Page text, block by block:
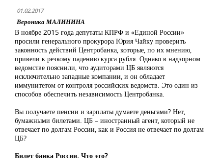
01.02.2017
Вероника МАЛИНИНА
В ноябре 2015 года депутаты КПРФ и «Единой России»
просили генерального прокурора Юрия Чайку проверить
законность действий Центробанка, которые, по их мнению,
привели к резкому падению курса рубля. Однако в надзорном
ведомстве пояснили, что аудиторами ЦБ являются
исключительно западные компании, и он обладает
иммунитетом от контроля российских ведомств. Это один из
способов обеспечить независимость Центробанка.
Вы получаете пенсии и зарплаты думаете деньгами? Нет,
бумажными билетами. ЦБ – иностранный агент, который не
отвечает по долгам России, как и Россия не отвечает по долгам
ЦБ?
Билет банка России. Что это?